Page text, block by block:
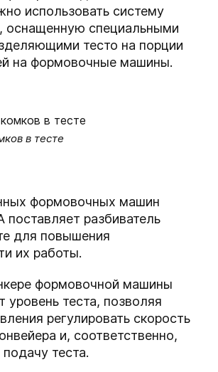
использовать систему
оснащенную специальными
тесто на порции
на формовочные машины.
в тесте
формовочных машин
поставляет разбиватель
для повышения
их работы.
формовочной машины
уровень теста, позволяя
регулировать скорость
и, соответственно,
подачу теста.